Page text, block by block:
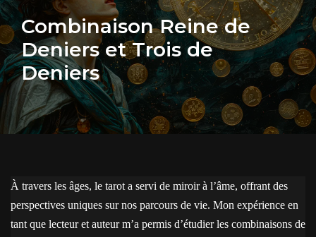
Combinaison Reine de
Deniers et Trois de
Deniers
À travers les âges, le tarot a servi de miroir à l’âme, offrant des
perspectives uniques sur nos parcours de vie. Mon expérience en
tant que lecteur et auteur m’a permis d’étudier les combinaisons de